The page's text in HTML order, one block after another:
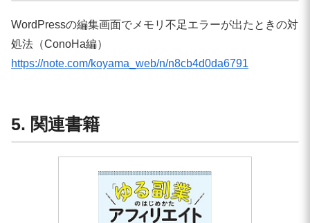
WordPressの編集画面でメモリ不足エラーが出たときの対
処法（ConoHa編）
https://note.com/koyama_web/n/n8cb4d0da6791
5. 関連書籍